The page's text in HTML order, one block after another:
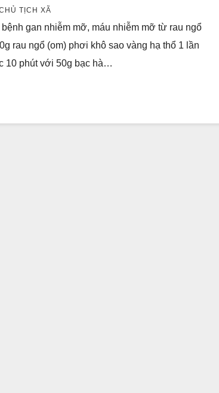
TỊCH XÃ
bệnh gan nhiễm mỡ, máu nhiễm mỡ từ rau ngổ
rau ngổ (om) phơi khô sao vàng hạ thổ 1 lần
10 phút với 50g bạc hà…